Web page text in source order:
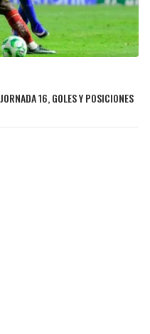
16, GOLES Y POSICIONES